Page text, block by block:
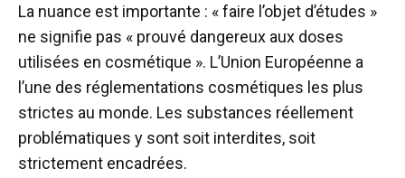
La nuance est importante : « faire l’objet d’études »
ne signifie pas « prouvé dangereux aux doses
utilisées en cosmétique ». L’Union Européenne a
l’une des réglementations cosmétiques les plus
strictes au monde. Les substances réellement
problématiques y sont soit interdites, soit
strictement encadrées.